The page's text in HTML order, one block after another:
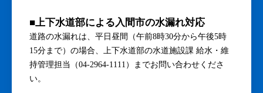
■上下水道部による入間市の水漏れ対応
道路の水漏れは、平日昼間（午前8時30分から午後5時
15分まで）の場合、上下水道部の水道施設課 給水・維
持管理担当（04-2964-1111）までお問い合わせくださ
い。